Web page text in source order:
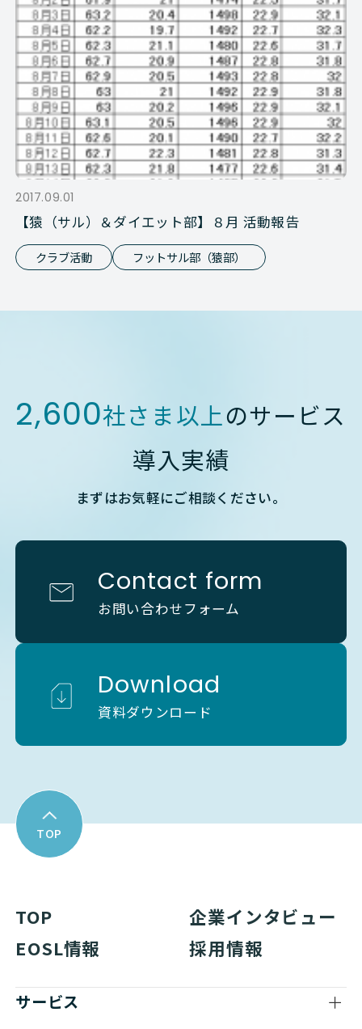
2017.09.01
【猿（サル）＆ダイエット部】８月 活動報告
クラブ活動 フットサル部（猿部）
2,600社さま以上のサービス
導入実績
まずはお気軽にご相談ください。
Contact form
お問い合わせフォーム
Download
資料ダウンロード
TOP
TOP
企業インタビュー
EOSL情報
採用情報
サービス